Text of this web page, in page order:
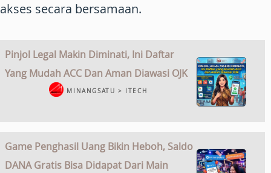
akses secara bersamaan.
Pinjol Legal Makin Diminati, Ini Daftar
Yang Mudah ACC Dan Aman Diawasi OJK
MINANGSATU > ITECH
Game Penghasil Uang Bikin Heboh, Saldo
DANA Gratis Bisa Didapat Dari Main